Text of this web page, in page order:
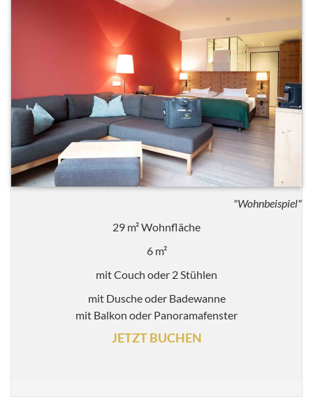
"Wohnbeispiel"
29 m² Wohnfläche
6 m²
mit Couch oder 2 Stühlen
mit Dusche oder Badewanne
mit Balkon oder Panoramafenster
JETZT BUCHEN